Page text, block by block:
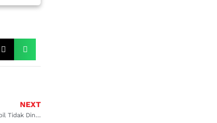
NEXT
Cara Mendapat Service Murah AC Mobil Tidak Dingin